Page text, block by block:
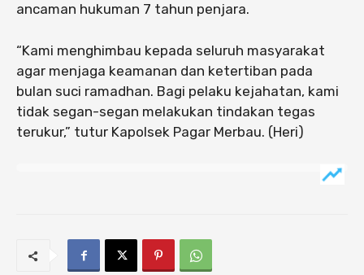
ancaman hukuman 7 tahun penjara.
“Kami menghimbau kepada seluruh masyarakat
agar menjaga keamanan dan ketertiban pada
bulan suci ramadhan. Bagi pelaku kejahatan, kami
tidak segan-segan melakukan tindakan tegas
terukur,” tutur Kapolsek Pagar Merbau. (Heri)